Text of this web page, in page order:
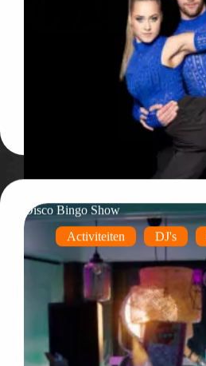
Disco Bingo Show
Activiteiten
DJ's